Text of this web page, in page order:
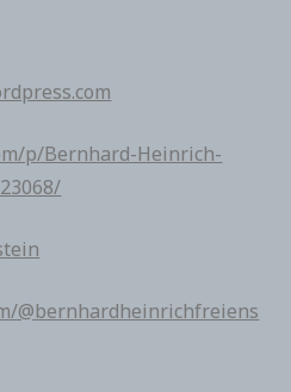
p/Bernhard-Heinrich-
@bernhardheinrichfreiens